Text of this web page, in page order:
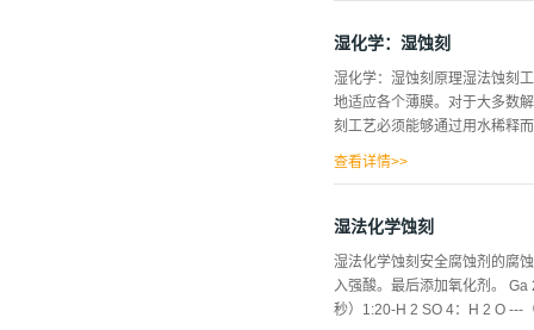
需要掩盖衬底的区域以获得器
晶片进行湿法蚀刻以将所需的
刻剂去除材料的方式。当将腐
的速率发生，从而产生倒圆的
料。可以通过在底切掩模前先
以改变浓度或通过升高/降低温
湿化学：湿蚀刻
湿化学：湿蚀刻原理湿法蚀刻
地适应各个薄膜。对于大多数
刻工艺必须能够通过用水稀释
防止颗粒到达晶圆。由于化学
片。在蚀刻晶片之后，通过在
工具的简单构造。但是，均匀
匀性非常好。由于快速旋转，
查看详情>>
湿法化学蚀刻
湿法化学蚀刻安全腐蚀剂的腐
入强酸。最后添加氧化剂。
秒）1:20-H 2 SO 4：H 2 O ---